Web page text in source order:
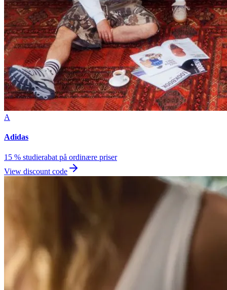
A
Adidas
15 % studierabat på ordinære priser
View discount code